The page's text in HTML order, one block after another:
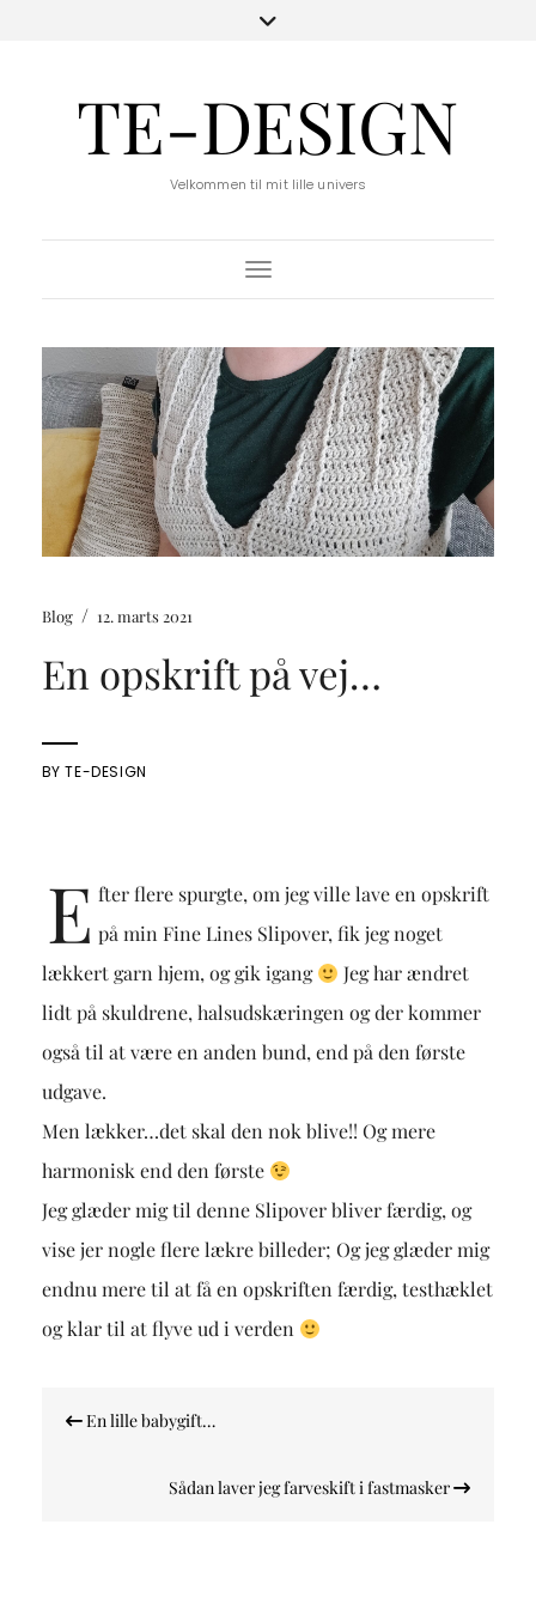
TE-DESIGN
Velkommen til mit lille univers
Toggle Navigation
Blog / 12. marts 2021
En opskrift på vej…
BYTE-DESIGN
E fter flere spurgte, om jeg ville lave en opskrift
på min Fine Lines Slipover, fik jeg noget
lækkert garn hjem, og gik igang
Jeg har ændret
lidt på skuldrene, halsudskæringen og der kommer
også til at være en anden bund, end på den første
udgave.
Men lækker…det skal den nok blive!! Og mere
harmonisk end den første
Jeg glæder mig til denne Slipover bliver færdig, og
vise jer nogle flere lækre billeder; Og jeg glæder mig
endnu mere til at få en opskriften færdig, testhæklet
og klar til at flyve ud i verden
En lille babygift…
Sådan laver jeg farveskift i fastmasker